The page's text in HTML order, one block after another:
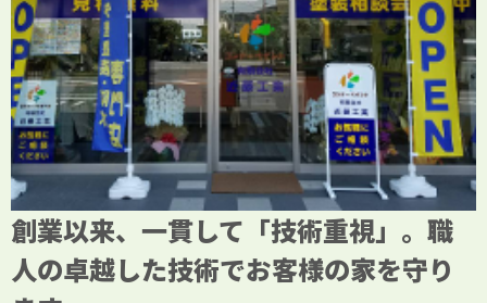
創業以来、一貫して「技術重視」。職
人の卓越した技術でお客様の家を守り